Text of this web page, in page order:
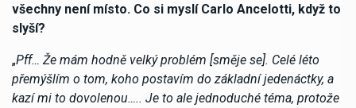
všechny není místo. Co si myslí Carlo Ancelotti, když to
slyší?
„Pff… Že mám hodně velký problém [směje se]. Celé léto
přemýšlím o tom, koho postavím do základní jedenáctky, a
kazí mi to dovolenou….. Je to ale jednoduché téma, protože